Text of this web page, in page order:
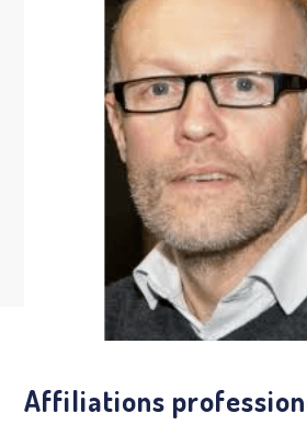
Affiliations